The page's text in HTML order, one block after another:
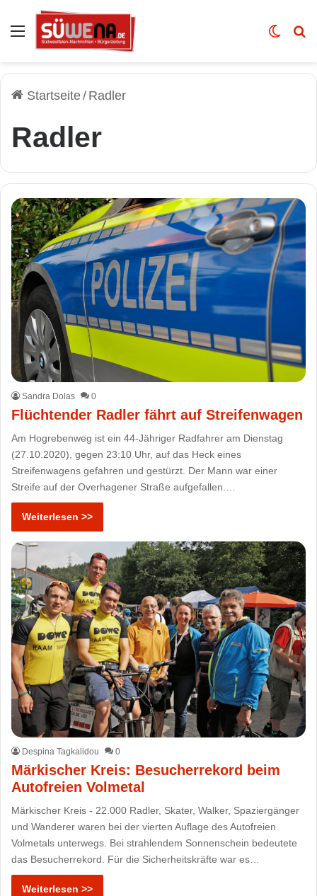
Auswahl Skin
Startseite/ Radler
Radler
Sandra Dolas 0
Flüchtender Radler fährt auf Streifenwagen
Am Hogrebenweg ist ein 44-Jähriger Radfahrer am Dienstag
(27.10.2020), gegen 23:10 Uhr, auf das Heck eines
Streifenwagens gefahren und gestürzt. Der Mann war einer
Streife auf der Overhagener Straße aufgefallen.…
Weiterlesen >>
Despina Tagkalidou 0
Märkischer Kreis: Besucherrekord beim
Autofreien Volmetal
Märkischer Kreis - 22.000 Radler, Skater, Walker, Spaziergänger
und Wanderer waren bei der vierten Auflage des Autofreien
Volmetals unterwegs. Bei strahlendem Sonnenschein bedeutete
das Besucherrekord. Für die Sicherheitskräfte war es…
Weiterlesen >>